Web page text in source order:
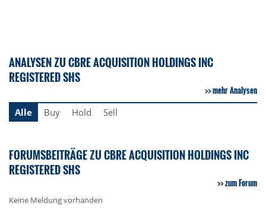
ANALYSEN ZU CBRE ACQUISITION HOLDINGS INC
REGISTERED SHS
mehr Analysen
Alle
Buy Hold Sell
FORUMSBEITRÄGE ZU CBRE ACQUISITION HOLDINGS INC
REGISTERED SHS
zum Forum
Keine Meldung vorhanden